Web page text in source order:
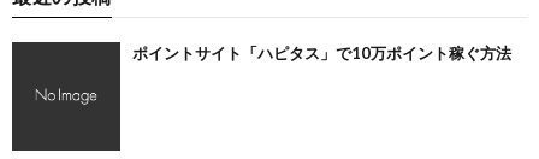
ポイントサイト「ハピタス」で10万ポイント稼ぐ方法